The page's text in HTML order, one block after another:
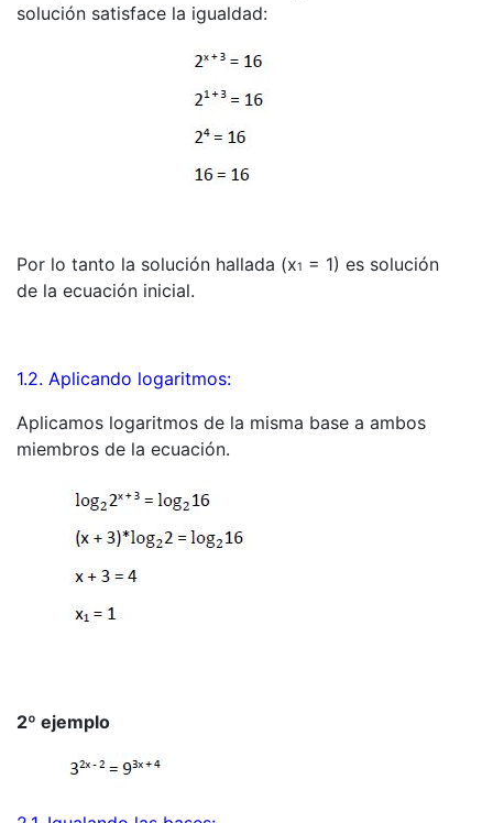
solución satisface la igualdad:
Por lo tanto la solución hallada (x1 = 1) es solución
de la ecuación inicial.
1.2. Aplicando logaritmos:
Aplicamos logaritmos de la misma base a ambos
miembros de la ecuación.
2º ejemplo